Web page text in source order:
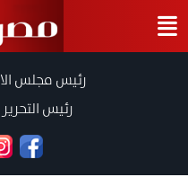
رئيس مجلس
رئيس